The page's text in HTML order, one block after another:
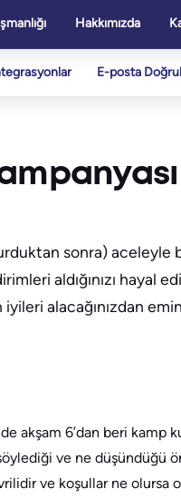
Hakkımızda
E-posta
sonra)
aldığınızı hayal
alacağınızdan
akşam 6’dan beri kamp
ve ne düşündüğü
ve koşullar ne olursa